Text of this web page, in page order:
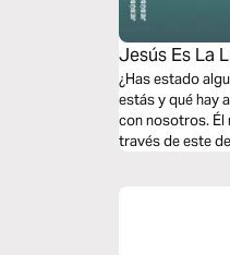
Jesús Es La
¿Has estado
estás y qué hay
con nosotros. Él
través de este